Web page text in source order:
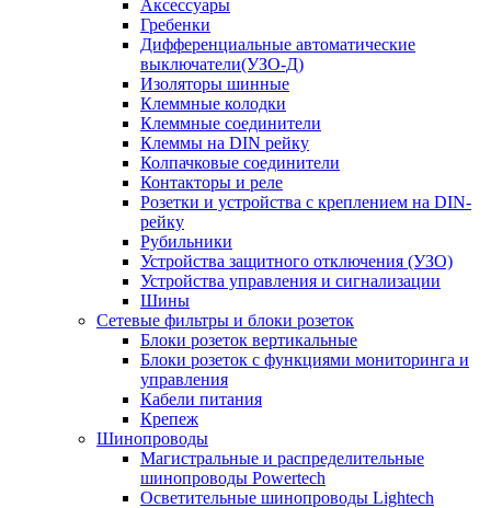
Аксессуары
Гребенки
Дифференциальные автоматические
выключатели(УЗО-Д)
Изоляторы шинные
Клеммные колодки
Клеммные соединители
Клеммы на DIN рейку
Колпачковые соединители
Контакторы и реле
Розетки и устройства с креплением на DIN-
рейку
Рубильники
Устройства защитного отключения (УЗО)
Устройства управления и сигнализации
Шины
Сетевые фильтры и блоки розеток
Блоки розеток вертикальные
Блоки розеток с функциями мониторинга и
управления
Кабели питания
Крепеж
Шинопроводы
Магистральные и распределительные
шинопроводы Powertech
Осветительные шинопроводы Lightech